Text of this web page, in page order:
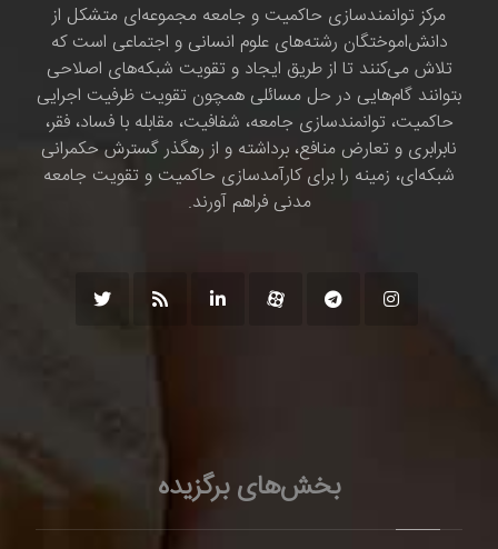
مرکز توانمندسازی حاکمیت و جامعه مجموعه‌ای متشکل از
دانش‌اموختگان رشته‌های علوم انسانی و اجتماعی است که
تلاش می‌کنند تا از طریق ایجاد و تقویت شبکه‌های اصلاحی
بتوانند گام‌هایی در حل مسائلی همچون تقویت ظرفیت اجرایی
حاکمیت، توانمندسازی جامعه، شفافیت، مقابله با فساد، فقر،
نابرابری و تعارض منافع، برداشته و از رهگذر گسترش حکمرانی
شبکه‌ای، زمینه را برای کارآمدسازی حاکمیت و تقویت جامعه
مدنی فراهم آورند.
بخش‌های برگزیده